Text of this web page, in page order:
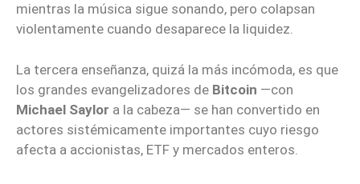
mientras la música sigue sonando, pero colapsan
violentamente cuando desaparece la liquidez.
La tercera enseñanza, quizá la más incómoda, es que
los grandes evangelizadores de Bitcoin —con
Michael Saylor a la cabeza— se han convertido en
actores sistémicamente importantes cuyo riesgo
afecta a accionistas, ETF y mercados enteros.